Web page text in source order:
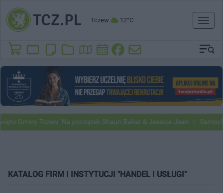
Tczew 12°C
Toggle
Gminy Tczew. Na początek Shaun Baker & Jessica Jean
KATALOG FIRM I INSTYTUCJI "HANDEL I USŁUGI"